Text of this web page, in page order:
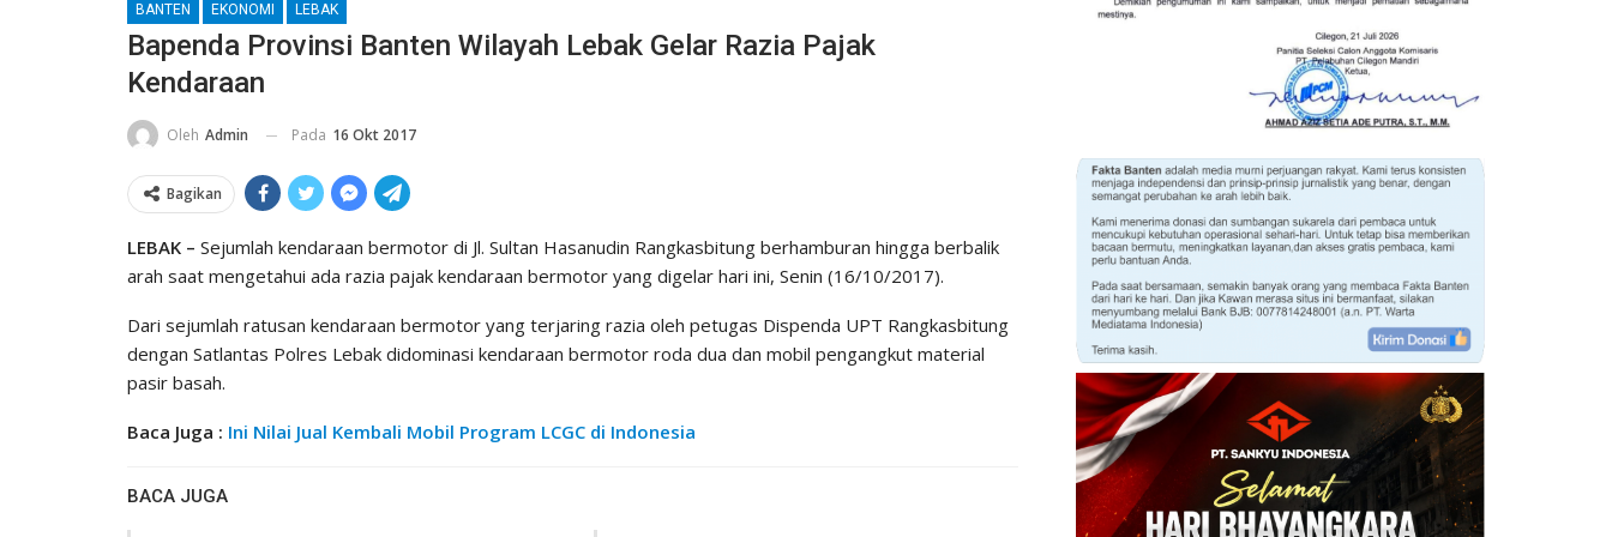
BANTEN EKONOMI LEBAK
Bapenda Provinsi Banten Wilayah Lebak Gelar Razia Pajak
Kendaraan
Oleh Admin Pada 16 Okt 2017
Bagikan
LEBAK – Sejumlah kendaraan bermotor di Jl. Sultan Hasanudin Rangkasbitung berhamburan hingga berbalik
arah saat mengetahui ada razia pajak kendaraan bermotor yang digelar hari ini, Senin (16/10/2017).
Dari sejumlah ratusan kendaraan bermotor yang terjaring razia oleh petugas Dispenda UPT Rangkasbitung
dengan Satlantas Polres Lebak didominasi kendaraan bermotor roda dua dan mobil pengangkut material
pasir basah.
Baca Juga : Ini Nilai Jual Kembali Mobil Program LCGC di Indonesia
BACA JUGA